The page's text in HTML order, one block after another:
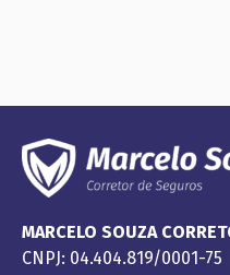
MARCELO SOUZA
CNPJ: 04.404.819/0001-75